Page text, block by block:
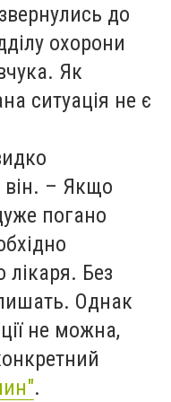
до
охорони
Як
ситуація не є
він. – Якщо
погано
лікаря. Без
Однак
не можна,
.